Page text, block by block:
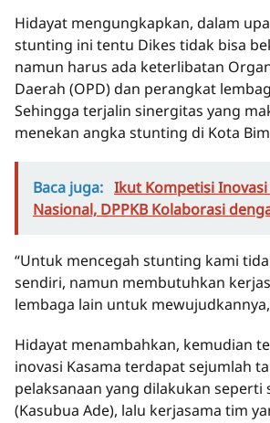
Hidayat mengungkapkan, dalam
stunting ini tentu Dikes tidak bisa
namun harus ada keterlibatan
Daerah (OPD) dan perangkat
Sehingga terjalin sinergitas yang
menekan angka stunting di Kota
Baca juga: Ikut Kompetisi
Nasional, DPPKB Kolaborasi
“Untuk mencegah stunting kami
sendiri, namun membutuhkan
lembaga lain untuk
Hidayat menambahkan, kemudian
inovasi Kasama terdapat sejumlah
pelaksanaan yang dilakukan seperti
(Kasubua Ade), lalu kerjasama tim